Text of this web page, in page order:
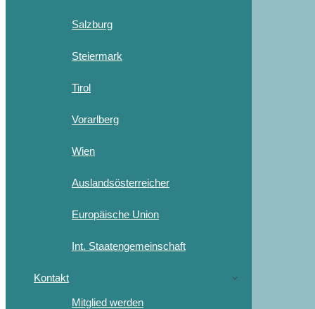
Salzburg
Steiermark
Tirol
Vorarlberg
Wien
Auslandsösterreicher
Europäische Union
Int. Staatengemeinschaft
Kontakt
Mitglied werden